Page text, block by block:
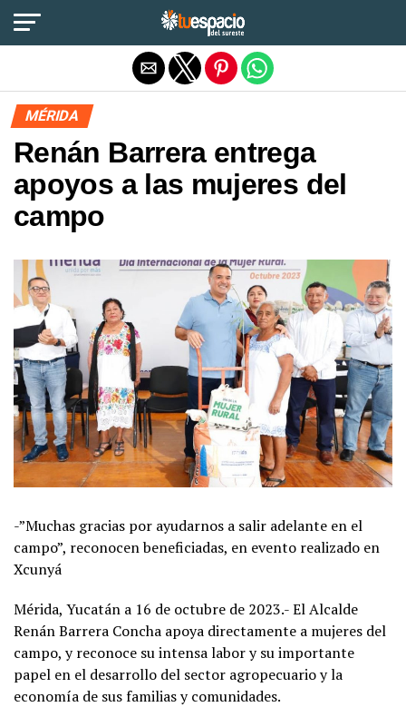
MÉRIDA
Renán Barrera entrega
apoyos a las mujeres del
campo
-”Muchas gracias por ayudarnos a salir adelante en el
campo”, reconocen beneficiadas, en evento realizado en
Xcunyá
Mérida, Yucatán a 16 de octubre de 2023.- El Alcalde
Renán Barrera Concha apoya directamente a mujeres del
campo, y reconoce su intensa labor y su importante
papel en el desarrollo del sector agropecuario y la
economía de sus familias y comunidades.
Salir de la versión móvil